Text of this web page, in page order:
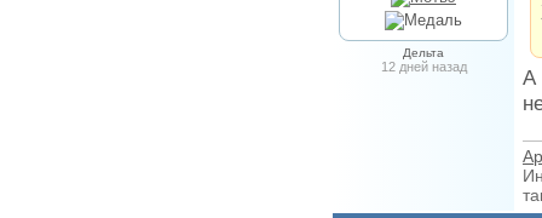
Дельта
12 дней назад
А